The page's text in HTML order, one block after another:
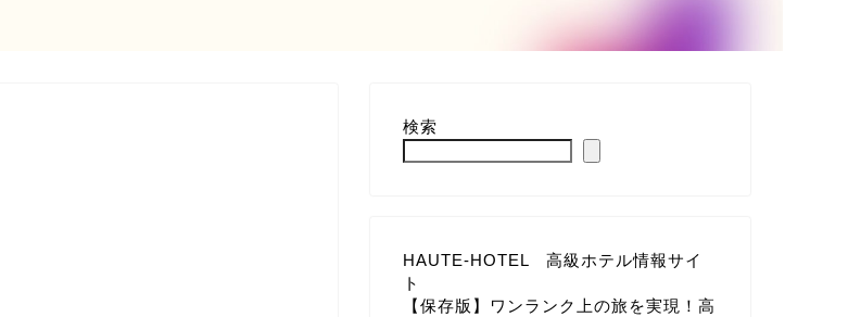
検索
HAUTE-HOTEL 高級ホテル情報サイ
ト
【保存版】ワンランク上の旅を実現！高